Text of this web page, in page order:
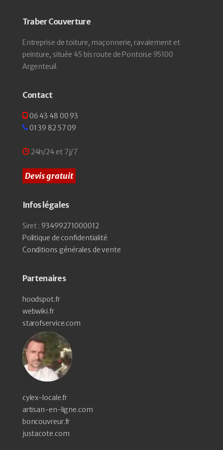
Traber Couverture
Entreprise de toiture, maçonnerie, ravalement et
peinture, située 45 bis route de Pontoise 95100
Argenteuil.
Contact
06 43 48 00 93
01 39 82 57 09
24h/24 et 7j/7
Devis gratuit
Infos légales
Siret : 93499271000012
Politique de confidentialité
Conditions générales de vente
Partenaires
hoodspot.fr
webwiki.fr
starofservice.com
cylex-locale.fr
artisan-en-ligne.com
boncouvreur.fr
justacote.com